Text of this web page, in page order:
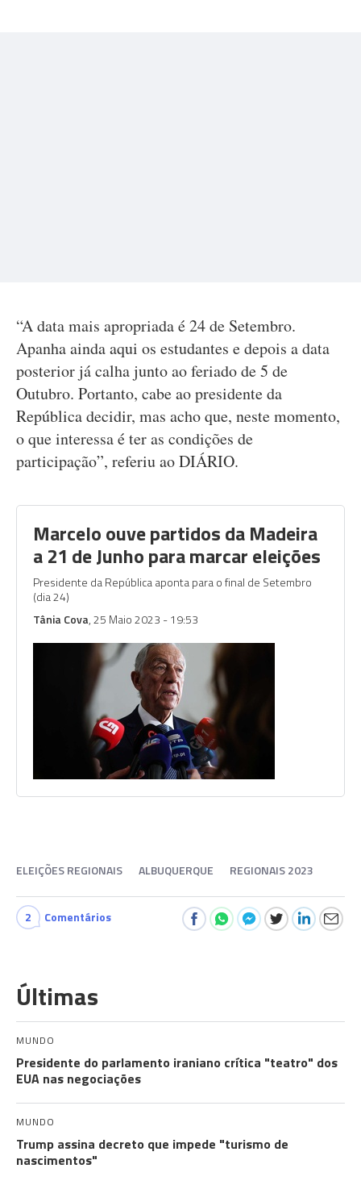
“A data mais apropriada é 24 de Setembro.
Apanha ainda aqui os estudantes e depois a data
posterior já calha junto ao feriado de 5 de
Outubro. Portanto, cabe ao presidente da
República decidir, mas acho que, neste momento,
o que interessa é ter as condições de
participação”, referiu ao DIÁRIO.
Marcelo ouve partidos da Madeira
a 21 de Junho para marcar eleições
Presidente da República aponta para o final de Setembro
(dia 24)
Tânia Cova, 25 Maio 2023 - 19:53
ELEIÇÕES REGIONAIS ALBUQUERQUE REGIONAIS 2023
2 Comentários
Últimas
MUNDO
Presidente do parlamento iraniano crítica "teatro" dos
EUA nas negociações
MUNDO
Trump assina decreto que impede "turismo de
nascimentos"